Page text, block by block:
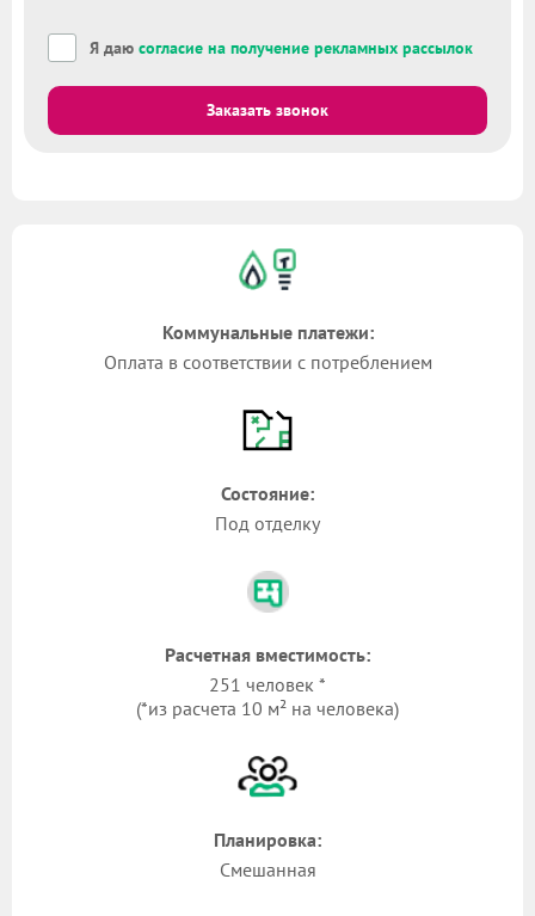
Я даю согласие на получение рекламных рассылок
Заказать звонок
Коммунальные платежи:
Оплата в соответствии с потреблением
Состояние:
Под отделку
Расчетная вместимость:
251 человек *
(*из расчета 10 м² на человека)
Планировка:
Смешанная